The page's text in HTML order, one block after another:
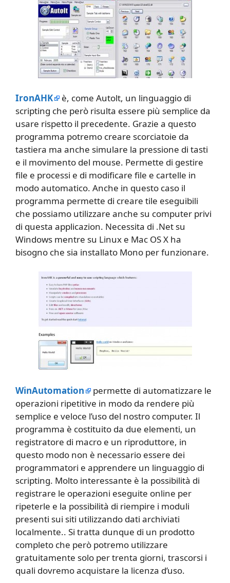
IronAHK
è, come Autolt, un linguaggio di
scripting che però risulta essere più semplice da
usare rispetto il precedente. Grazie a questo
programma potremo creare scorciatoie da
tastiera ma anche simulare la pressione di tasti
e il movimento del mouse. Permette di gestire
file e processi e di modificare file e cartelle in
modo automatico. Anche in questo caso il
programma permette di creare tile eseguibili
che possiamo utilizzare anche su computer privi
di questa applicazion. Necessita di .Net su
Windows mentre su Linux e Mac OS X ha
bisogno che sia installato Mono per funzionare.
WinAutomation
permette di automatizzare le
operazioni ripetitive in modo da rendere più
semplice e veloce l’uso del nostro computer. Il
programma è costituito da due elementi, un
registratore di macro e un riproduttore, in
questo modo non è necessario essere dei
programmatori e apprendere un linguaggio di
scripting. Molto interessante è la possibilità di
registrare le operazioni eseguite online per
ripeterle e la possibilità di riempire i moduli
presenti sui siti utilizzando dati archiviati
localmente.. Si tratta dunque di un prodotto
completo che però potremo utilizzare
gratuitamente solo per trenta giorni, trascorsi i
quali dovremo acquistare la licenza d’uso.